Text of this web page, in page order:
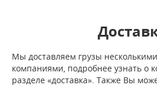
Мы доставляем грузы
компаниями, подробнее узнать о
разделе «доставка». Также Вы